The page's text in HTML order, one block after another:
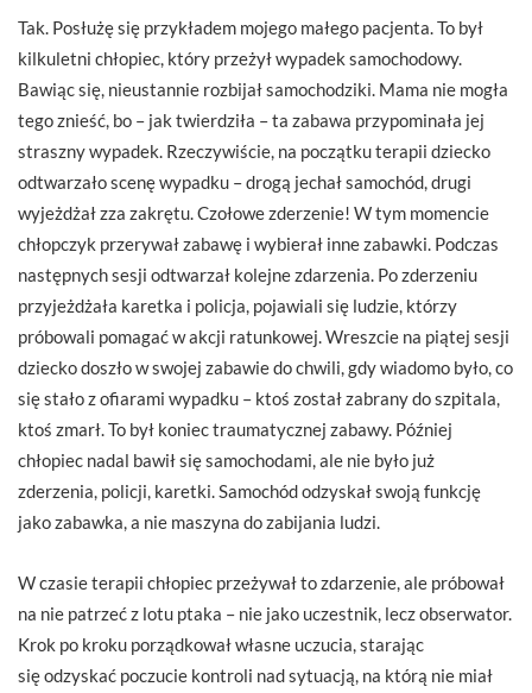
Tak. Posłużę się przykładem mojego małego pacjenta. To był
kilkuletni chłopiec, który przeżył wypadek samochodowy.
Bawiąc się, nieustannie rozbijał samochodziki. Mama nie mogła
tego znieść, bo – jak twierdziła – ta zabawa przypominała jej
straszny wypadek. Rzeczywiście, na początku terapii dziecko
odtwarzało scenę wypadku – drogą jechał samochód, drugi
wyjeżdżał zza zakrętu. Czołowe zderzenie! W tym momencie
chłopczyk przerywał zabawę i wybierał inne zabawki. Podczas
następnych sesji odtwarzał kolejne zdarzenia. Po zderzeniu
przyjeżdżała karetka i policja, pojawiali się ludzie, którzy
próbowali pomagać w akcji ratunkowej. Wreszcie na piątej sesji
dziecko doszło w swojej zabawie do chwili, gdy wiadomo było, co
się stało z ofiarami wypadku – ktoś został zabrany do szpitala,
ktoś zmarł. To był koniec traumatycznej zabawy. Później
chłopiec nadal bawił się samochodami, ale nie było już
zderzenia, policji, karetki. Samochód odzyskał swoją funkcję
jako zabawka, a nie maszyna do zabijania ludzi.
W czasie terapii chłopiec przeżywał to zdarzenie, ale próbował
na nie patrzeć z lotu ptaka – nie jako uczestnik, lecz obserwator.
Krok po kroku porządkował własne uczucia, starając
się odzyskać poczucie kontroli nad sytuacją, na którą nie miał